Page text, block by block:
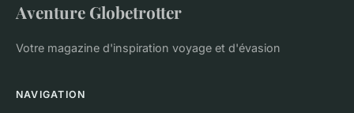
Aventure Globetrotter
Votre magazine d'inspiration voyage et d'évasion
NAVIGATION